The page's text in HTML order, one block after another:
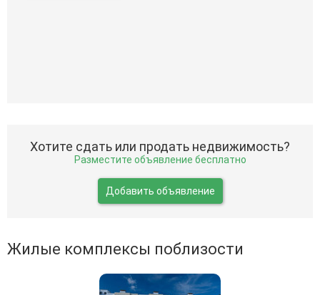
Хотите сдать или продать недвижимость?
Разместите объявление бесплатно
Добавить объявление
Жилые комплексы поблизости